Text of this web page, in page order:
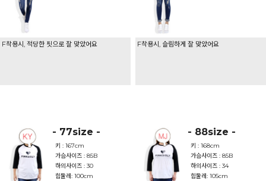
F착용시, 적당한 핏으로 잘 맞았어요 F착용시, 슬림하게 잘 맞았어요
- 77size -
키 : 167cm
가슴사이즈 : 85B
하의사이즈 : 30
힙둘레: 100cm
- 88size -
키 : 168cm
가슴사이즈 : 85B
하의사이즈 : 34
힙둘레: 105cm